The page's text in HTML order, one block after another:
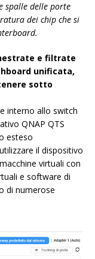
spalle delle porte
dei chip che si
e filtrate
unificata,
sotto
interno allo switch
QNAP QTS
esteso
il dispositivo
virtuali con
e software di
di numerose